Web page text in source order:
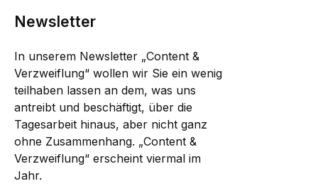
Newsletter
In unserem Newsletter „Content &
Verzweiflung“ wollen wir Sie ein wenig
teilhaben lassen an dem, was uns
antreibt und beschäftigt, über die
Tagesarbeit hinaus, aber nicht ganz
ohne Zusammenhang. „Content &
Verzweiflung“ erscheint viermal im
Jahr.